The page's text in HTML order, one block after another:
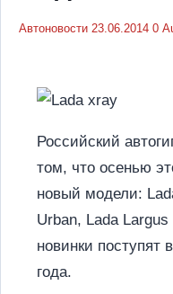
Автоновости 23.06.2014 0
Российский
том, что осенью
новый модели:
Urban, Lada
новинки поступят
года.